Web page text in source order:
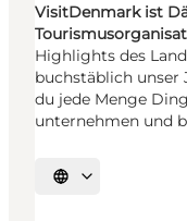
VisitDenmark ist
Highlights des
buchstäblich unser
du jede Menge
unternehmen und
Sprache auswählen